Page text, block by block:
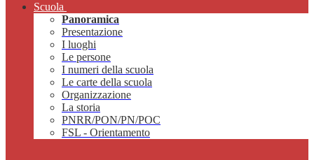
Scuola
Panoramica
Presentazione
I luoghi
Le persone
I numeri della scuola
Le carte della scuola
Organizzazione
La storia
PNRR/PON/PN/POC
FSL - Orientamento